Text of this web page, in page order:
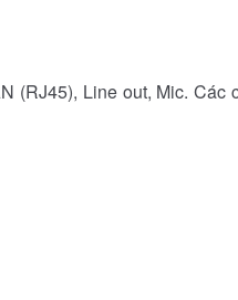
(RJ45), Line out, Mic. Các